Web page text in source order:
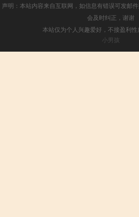
声明：本站内容来自互联网，如信息有错误可发邮
会及时纠正，谢谢
本站仅为个人兴趣爱好，不接盈利
小男孩